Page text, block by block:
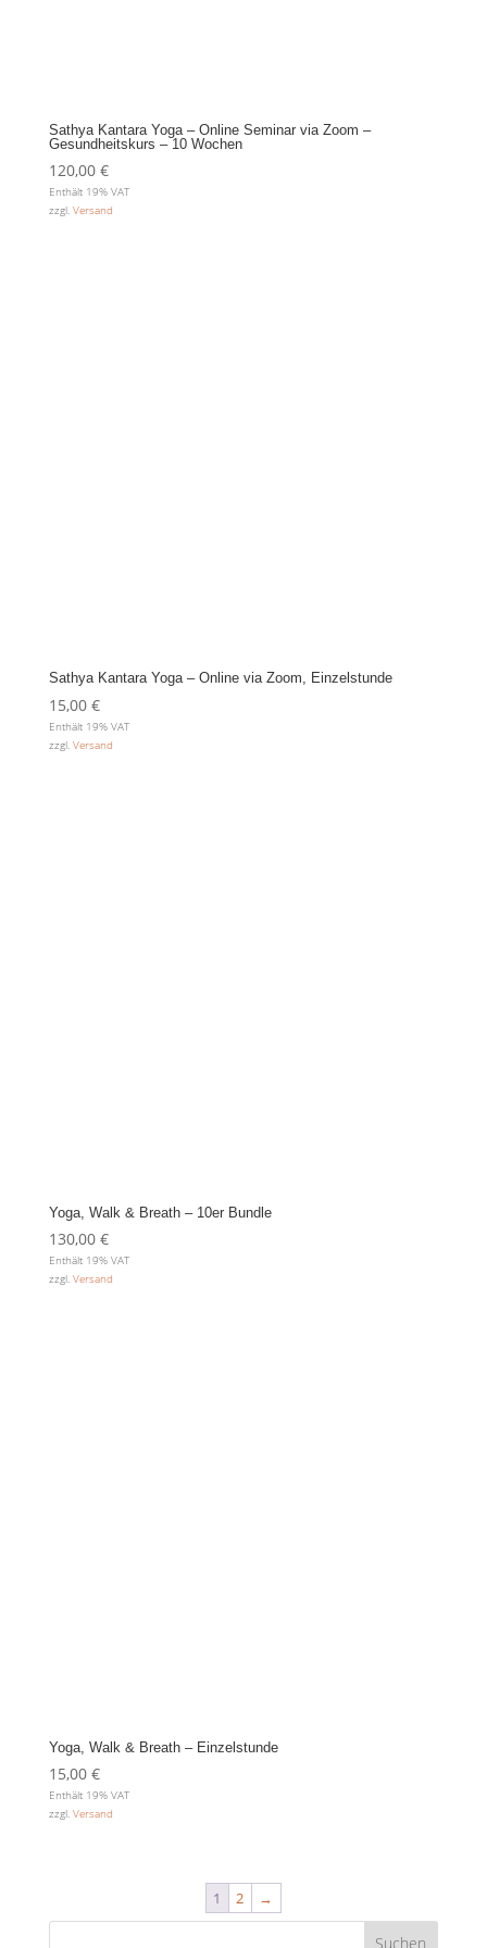
Sathya Kantara Yoga – Online Seminar via Zoom –
Gesundheitskurs – 10 Wochen
120,00 €
Enthält 19% VAT
zzgl. Versand
Sathya Kantara Yoga – Online via Zoom, Einzelstunde
15,00 €
Enthält 19% VAT
zzgl. Versand
Yoga, Walk & Breath – 10er Bundle
130,00 €
Enthält 19% VAT
zzgl. Versand
Yoga, Walk & Breath – Einzelstunde
15,00 €
Enthält 19% VAT
zzgl. Versand
1 2 →